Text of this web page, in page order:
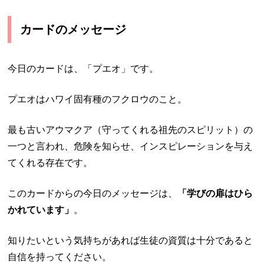
カードのメッセージ
今日のカードは、「プエオ」です。
プエオはハワイ固有種のフクロウのこと。
最も古いアウマクア（守ってくれる祖先のスピリット）の
一つと言われ、危険を知らせ、インスピレーションを与え
てくれる存在です。
このカードからの今日のメッセージは、
「学びの扉はひら
かれています」 。
知りたいという気持ちがあれば生徒の資質は十分であると
自信を持ってください。